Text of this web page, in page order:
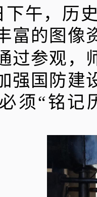
下午，历
富的图像
过参观，
强国防建
须“铭记